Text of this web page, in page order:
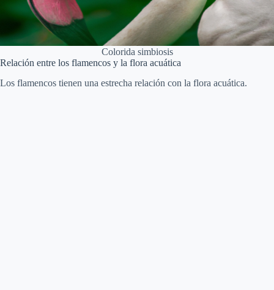
Colorida simbiosis
Relación entre los flamencos y la flora acuática
Los flamencos tienen una estrecha relación con la flora acuática.